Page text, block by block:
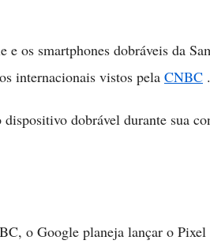
os smartphones dobráveis da
internacionais vistos pela CNBC .
dobrável durante sua
o Google planeja lançar o